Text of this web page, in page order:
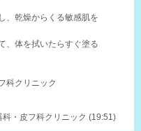
、乾燥からくる敏感肌を
、体を拭いたらすぐ塗る
クリニック
科・皮フ科クリニック (19:51)